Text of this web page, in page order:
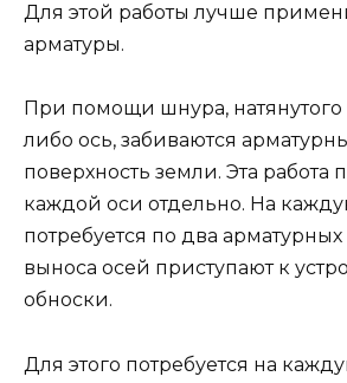
Для этой работы лучше
арматуры.
При помощи шнура, натянутого
либо ось, забиваются
поверхность земли. Эта работа
каждой оси отдельно. На
потребуется по два
выноса осей приступают к
обноски.
Для этого потребуется на